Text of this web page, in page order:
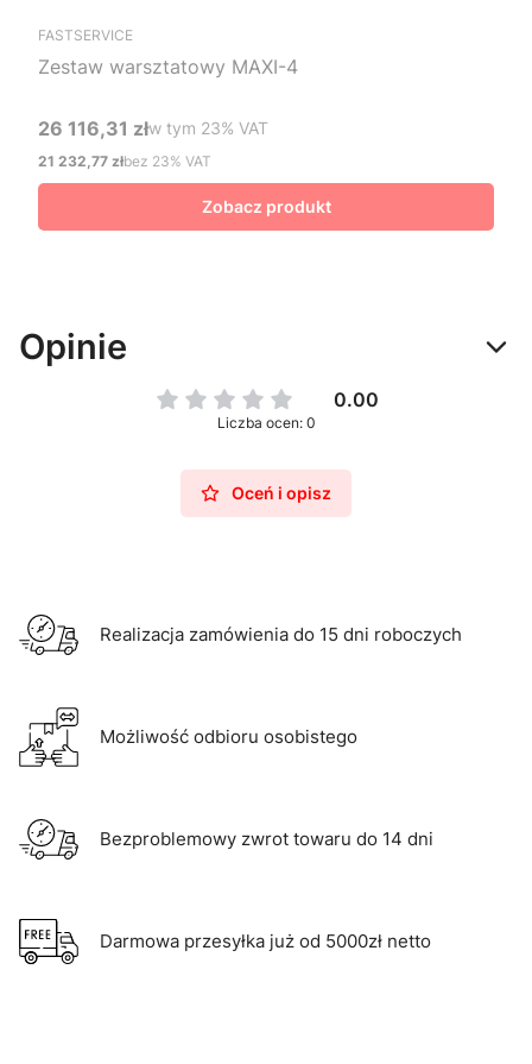
FASTSERVICE
Zestaw warsztatowy MAXI-4
Cena brutto
26 116,31 złw tym %s VAT
w tym 23% VAT
Cena netto
21 232,77 złbez 23% VAT
Zobacz produkt
Opinie
0.00
Liczba ocen: 0
Oceń i opisz
Realizacja zamówienia do 15 dni roboczych
Możliwość odbioru osobistego
Bezproblemowy zwrot towaru do 14 dni
Darmowa przesyłka już od 5000zł netto